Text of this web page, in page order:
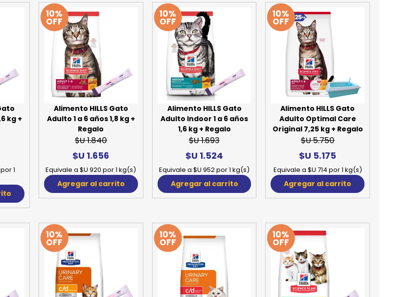
THREE CATS
THREE DOGS
PEDIGREE
ROYAL CANIN
Ver todas
kg +
1
10%
OFF
Alimento HILLS Gato
Adulto 1 a 6 años 1,8 kg +
Regalo
$U 1.840
$U 1.656
Equivale a $U 920 por 1 kg(s)
Agregar al carrito
10%
OFF
Alimento HILLS Gato
Adulto Indoor 1 a 6 años
1,6 kg + Regalo
$U 1.693
$U 1.524
Equivale a $U 952 por 1 kg(s)
Agregar al carrito
10%
OFF
Alimento HILLS Gato
Adulto Optimal Care
Original 7,25 kg + Regalo
$U 5.750
$U 5.175
Equivale a $U 714 por 1 kg(s)
Agregar al carrito
10%
OFF
10%
OFF
10%
OFF